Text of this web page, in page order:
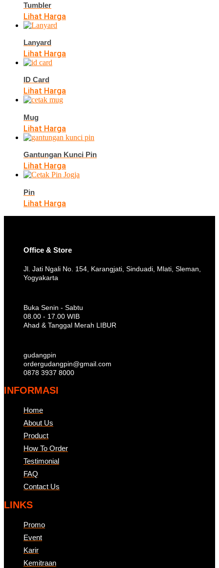
Tumbler
Lihat Harga
Lanyard
Lihat Harga
ID Card
Lihat Harga
Mug
Lihat Harga
Gantungan Kunci Pin
Lihat Harga
Pin
Lihat Harga
Office & Store
Jl. Jati Ngali No. 154, Karangjati, Sinduadi, Mlati, Sleman,
Yogyakarta
Buka Senin - Sabtu
08.00 - 17.00 WIB
Ahad & Tanggal Merah LIBUR
gudangpin
ordergudangpin@gmail.com
0878 3937 8000
INFORMASI
Home
About Us
Product
How To Order
Testimonial
FAQ
Contact Us
LINKS
Promo
Event
Karir
Kemitraan